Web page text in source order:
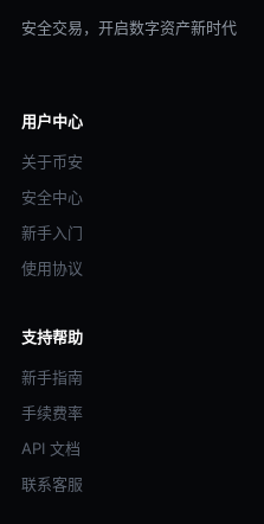
安全交易，开启数字资产新时代
用户中心
关于币安
安全中心
新手入门
使用协议
支持帮助
新手指南
手续费率
API 文档
联系客服